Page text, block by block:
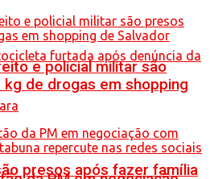
presos após fazer família
e policial militar são
de drogas em shopping